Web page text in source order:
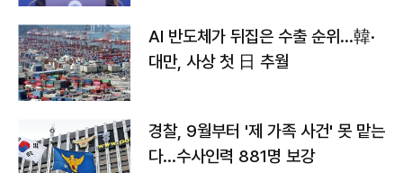
AI 반도체가 뒤집은 수출 순위…韓·
대만, 사상 첫 日 추월
경찰, 9월부터 '제 가족 사건' 못 맡는
다…수사인력 881명 보강